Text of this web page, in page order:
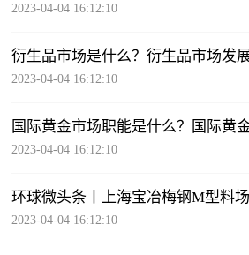
2023-04-04 16:12:10
衍生品市场是什么？衍生品市场发
2023-04-04 16:12:10
国际黄金市场职能是什么？国际黄
2023-04-04 16:12:10
环球微头条丨上海宝冶梅钢M型料
2023-04-04 16:12:10